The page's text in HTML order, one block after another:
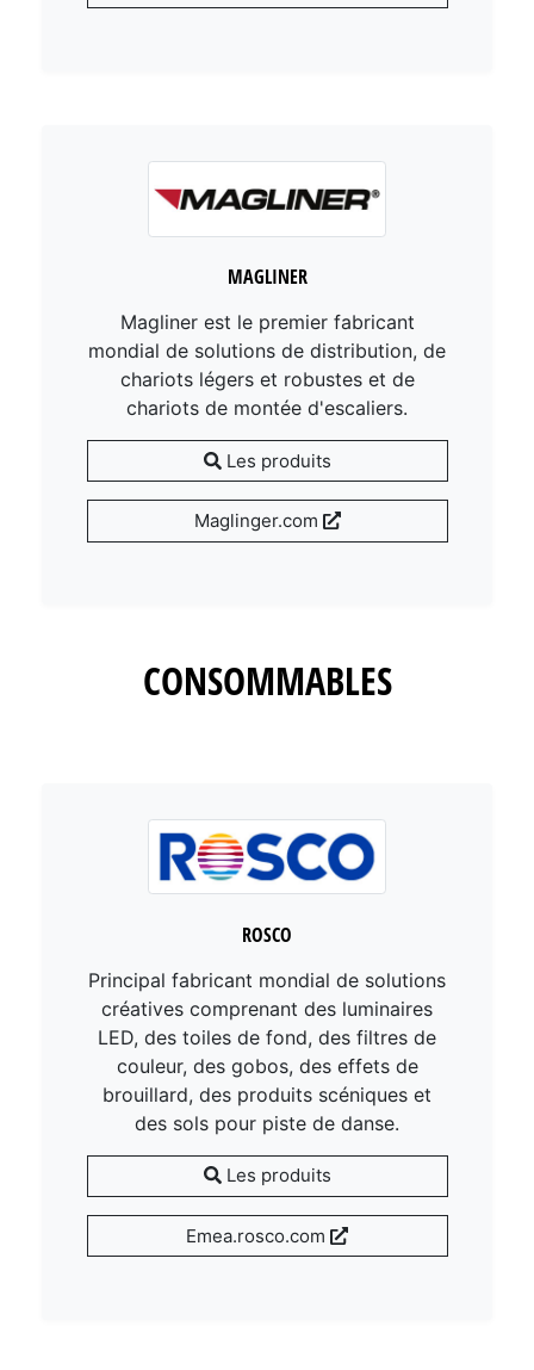
MAGLINER
Magliner est le premier fabricant
mondial de solutions de distribution, de
chariots légers et robustes et de
chariots de montée d'escaliers.
Les produits
Maglinger.com
CONSOMMABLES
ROSCO
Principal fabricant mondial de solutions
créatives comprenant des luminaires
LED, des toiles de fond, des filtres de
couleur, des gobos, des effets de
brouillard, des produits scéniques et
des sols pour piste de danse.
Les produits
Emea.rosco.com